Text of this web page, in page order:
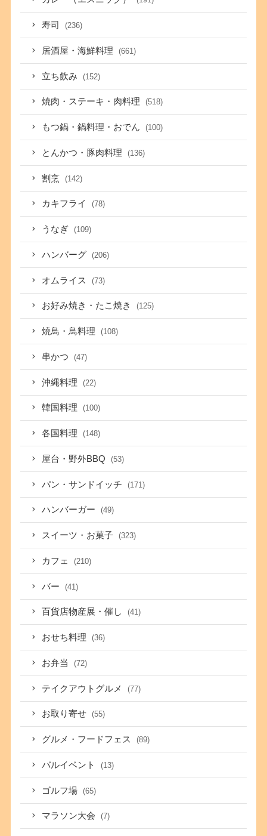
寿司 (236)
居酒屋・海鮮料理 (661)
立ち飲み (152)
焼肉・ステーキ・肉料理 (518)
もつ鍋・鍋料理・おでん (100)
とんかつ・豚肉料理 (136)
割烹 (142)
カキフライ (78)
うなぎ (109)
ハンバーグ (206)
オムライス (73)
お好み焼き・たこ焼き (125)
焼鳥・鳥料理 (108)
串かつ (47)
沖縄料理 (22)
韓国料理 (100)
各国料理 (148)
屋台・野外BBQ (53)
パン・サンドイッチ (171)
ハンバーガー (49)
スイーツ・お菓子 (323)
カフェ (210)
バー (41)
百貨店物産展・催し (41)
おせち料理 (36)
お弁当 (72)
テイクアウトグルメ (77)
お取り寄せ (55)
グルメ・フードフェス (89)
バルイベント (13)
ゴルフ場 (65)
マラソン大会 (7)